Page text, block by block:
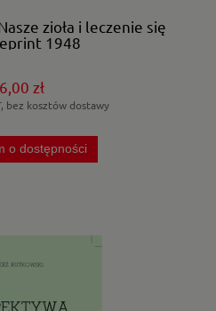
zioła i leczenie się
1948
zł
bez kosztów dostawy
o dostępności